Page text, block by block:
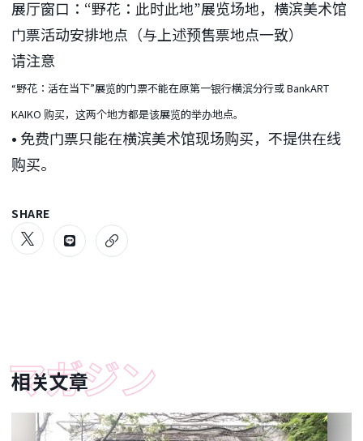
展厅窗口：“野花：此时此地”展览场地，横滨美术馆
门票活动安排地点（与上述预售票地点一致）
请注意
“野花：活在当下”展览的门票不能在原第一银行横滨分行或 BankART
KAIKO 购买，这两个地方都是该展览的举办地点。
• 免费门票只能在横滨美术馆现场购买，不提供在线
购买。
SHARE
相关文章